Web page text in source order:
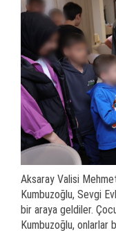
Aksaray Valisi
Kumbuzoğlu, Sevgi
bir araya geldiler.
Kumbuzoğlu,